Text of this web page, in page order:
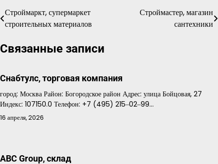
Навигация
по
записям
Строймаркт, супермаркет
строительных материалов
Строймастер, магазин
сантехники
Связанные записи
Снабтулс, торговая компания
город: Москва Район: Богородское район Адрес: улица Бойцовая, 27
Индекс: 107150.0 Телефон: +7 (495) 215‒02‒99…
16 апреля, 2026
ABC Group, склад